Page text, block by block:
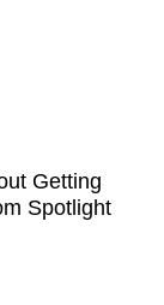
Getting
Spotlight